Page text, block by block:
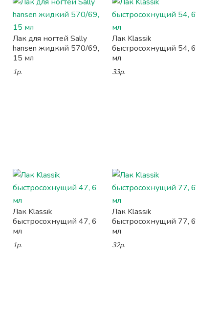
Лак для ногтей Sally
hansen жидкий 570/69,
15 мл
1р.
Лак Klassik
быстросохнущий 54, 6
мл
33р.
Лак Klassik
быстросохнущий 47, 6
мл
1р.
Лак Klassik
быстросохнущий 77, 6
мл
32р.